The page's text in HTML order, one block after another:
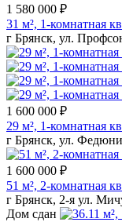
1 580 000 ₽
31 м², 1-комнатная
г Брянск, ул.
1 600 000 ₽
29 м², 1-комнатная
г Брянск, ул.
1 600 000 ₽
51 м², 2-комнатная
г Брянск, 2-я ул.
Дом сдан